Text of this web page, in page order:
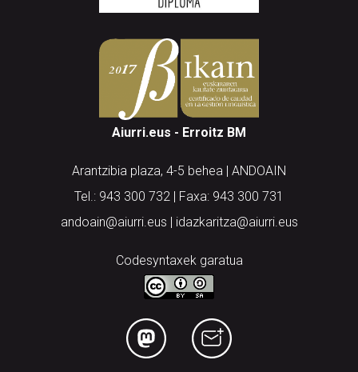
Aiurri.eus - Erroitz BM
Arantzibia plaza, 4-5 behea | ANDOAIN
Tel.: 943 300 732 | Faxa: 943 300 731
andoain@aiurri.eus | idazkaritza@aiurri.eus
Codesyntaxek garatua